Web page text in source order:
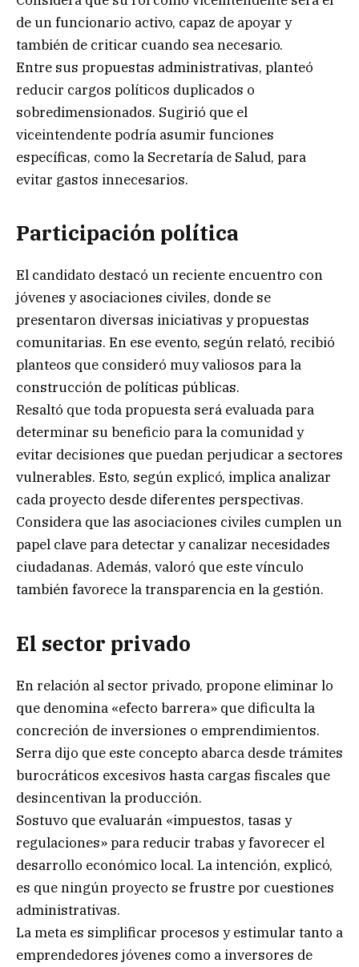
de un funcionario activo, capaz de apoyar y
también de criticar cuando sea necesario.
Entre sus propuestas administrativas, planteó
reducir cargos políticos duplicados o
sobredimensionados. Sugirió que el
viceintendente podría asumir funciones
específicas, como la Secretaría de Salud, para
evitar gastos innecesarios.
Participación política
El candidato destacó un reciente encuentro con
jóvenes y asociaciones civiles, donde se
presentaron diversas iniciativas y propuestas
comunitarias. En ese evento, según relató, recibió
planteos que consideró muy valiosos para la
construcción de políticas públicas.
Resaltó que toda propuesta será evaluada para
determinar su beneficio para la comunidad y
evitar decisiones que puedan perjudicar a sectores
vulnerables. Esto, según explicó, implica analizar
cada proyecto desde diferentes perspectivas.
Considera que las asociaciones civiles cumplen un
papel clave para detectar y canalizar necesidades
ciudadanas. Además, valoró que este vínculo
también favorece la transparencia en la gestión.
El sector privado
En relación al sector privado, propone eliminar lo
que denomina «efecto barrera» que dificulta la
concreción de inversiones o emprendimientos.
Serra dijo que este concepto abarca desde trámites
burocráticos excesivos hasta cargas fiscales que
desincentivan la producción.
Sostuvo que evaluarán «impuestos, tasas y
regulaciones» para reducir trabas y favorecer el
desarrollo económico local. La intención, explicó,
es que ningún proyecto se frustre por cuestiones
administrativas.
La meta es simplificar procesos y estimular tanto a
emprendedores jóvenes como a inversores de